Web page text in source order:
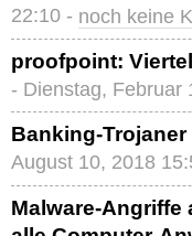
22:10 - noch keine
proofpoint:
- Dienstag, Februar
Banking-
August 10, 2018
Malware-